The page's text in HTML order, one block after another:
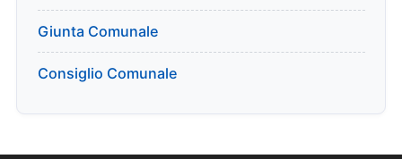
Giunta Comunale
Consiglio Comunale